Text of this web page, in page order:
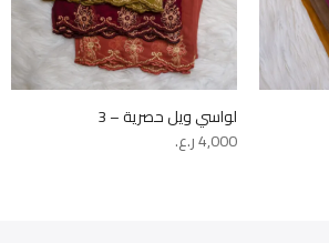
لواسي ويل حصرية – 3
4,000ر.ع.